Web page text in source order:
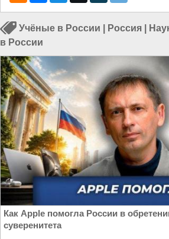
Учёные в России Россия
в России
Как Apple помогла России в
суверенитета